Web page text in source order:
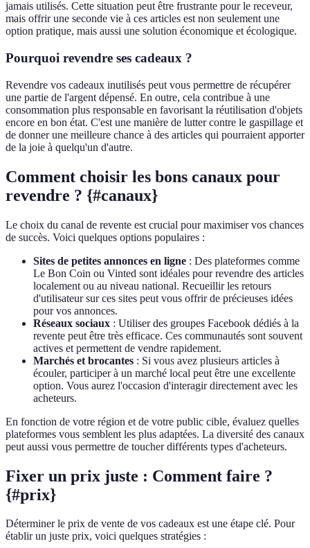
jamais utilisés. Cette situation peut être frustrante pour le receveur,
mais offrir une seconde vie à ces articles est non seulement une
option pratique, mais aussi une solution économique et écologique.
Pourquoi revendre ses cadeaux ?
Revendre vos cadeaux inutilisés peut vous permettre de récupérer
une partie de l'argent dépensé. En outre, cela contribue à une
consommation plus responsable en favorisant la réutilisation d'objets
encore en bon état. C'est une manière de lutter contre le gaspillage et
de donner une meilleure chance à des articles qui pourraient apporter
de la joie à quelqu'un d'autre.
Comment choisir les bons canaux pour
revendre ? {#canaux}
Le choix du canal de revente est crucial pour maximiser vos chances
de succès. Voici quelques options populaires :
Sites de petites annonces en ligne : Des plateformes comme
Le Bon Coin ou Vinted sont idéales pour revendre des articles
localement ou au niveau national. Recueillir les retours
d'utilisateur sur ces sites peut vous offrir de précieuses idées
pour vos annonces.
Réseaux sociaux : Utiliser des groupes Facebook dédiés à la
revente peut être très efficace. Ces communautés sont souvent
actives et permettent de vendre rapidement.
Marchés et brocantes : Si vous avez plusieurs articles à
écouler, participer à un marché local peut être une excellente
option. Vous aurez l'occasion d'interagir directement avec les
acheteurs.
En fonction de votre région et de votre public cible, évaluez quelles
plateformes vous semblent les plus adaptées. La diversité des canaux
peut aussi vous permettre de toucher différents types d'acheteurs.
Fixer un prix juste : Comment faire ?
{#prix}
Déterminer le prix de vente de vos cadeaux est une étape clé. Pour
établir un juste prix, voici quelques stratégies :